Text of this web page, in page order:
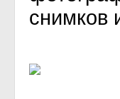
снимков